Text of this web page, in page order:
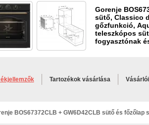
Gorenje
sütő, Classico
gőzfunkció,
teleszkópos
fogyasztónak
Tartozékok vásárlása
BOS67372CLB + GW6D42CLB sütő és főzőlap